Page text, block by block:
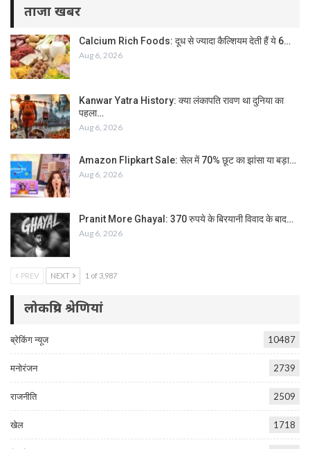
ताजा खबर
Calcium Rich Foods: दूध से ज्यादा कैल्शियम देती हैं ये 6…
Aug 6, 2026
Kanwar Yatra History: क्या लंकापति रावण था दुनिया का
पहला…
Aug 6, 2026
Amazon Flipkart Sale: सेल में 70% छूट का झांसा या बड़ा…
Aug 6, 2026
Pranit More Ghayal: 370 रुपये के बिरयानी विवाद के बाद…
Aug 6, 2026
PREV NEXT 1 of 3,987
लोकप्रिय श्रेणियां
ब्रेकिंग न्यूज 10487
मनोरंजन 2739
राजनीति 2509
खेल 1718